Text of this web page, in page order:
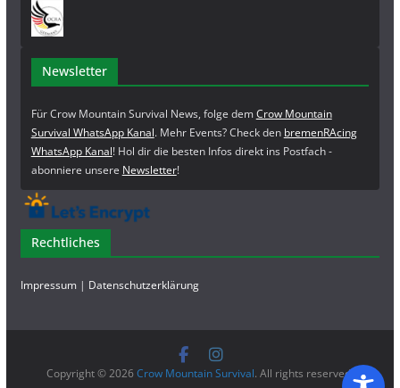
Newsletter
Für Crow Mountain Survival News, folge demCrow Mountain
Survival WhatsApp Kanal. Mehr Events? Check den bremenRAcing
WhatsApp Kanal! Hol dir die besten Infos direkt ins Postfach -
abonniere unsere Newsletter!
Rechtliches
Impressum| Datenschutzerklärung
Copyright © 2026Crow Mountain Survival. All rights reserved.